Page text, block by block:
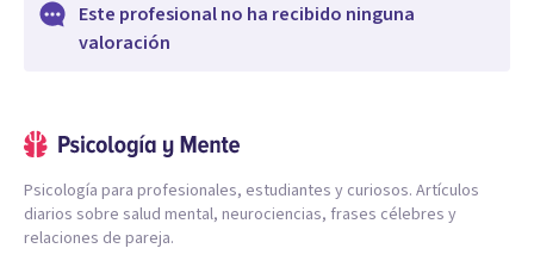
Este profesional no ha recibido ninguna
valoración
Psicología para profesionales, estudiantes y curiosos. Artículos
diarios sobre salud mental, neurociencias, frases célebres y
relaciones de pareja.